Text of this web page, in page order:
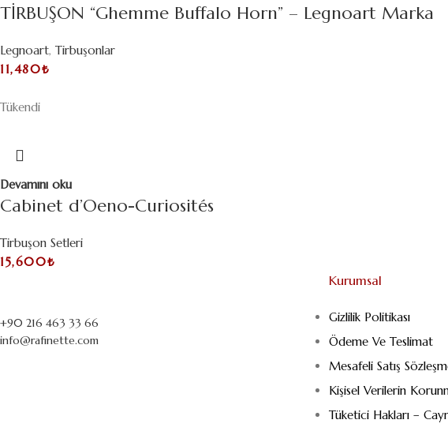
TİRBUŞON “Ghemme Buffalo Horn” – Legnoart Marka
Legnoart, Tirbuşonlar
11,480₺
Tükendi
Devamını oku
Cabinet d’Oeno-Curiosités
Tirbuşon Setleri
15,600₺
+90 216 463 33 66
info@rafinette.com
Kurumsal
Gizlilik Politikası
Ödeme Ve Teslimat
Mesafeli Satış
Kişisel Verilerin
Tüketici Hakları –